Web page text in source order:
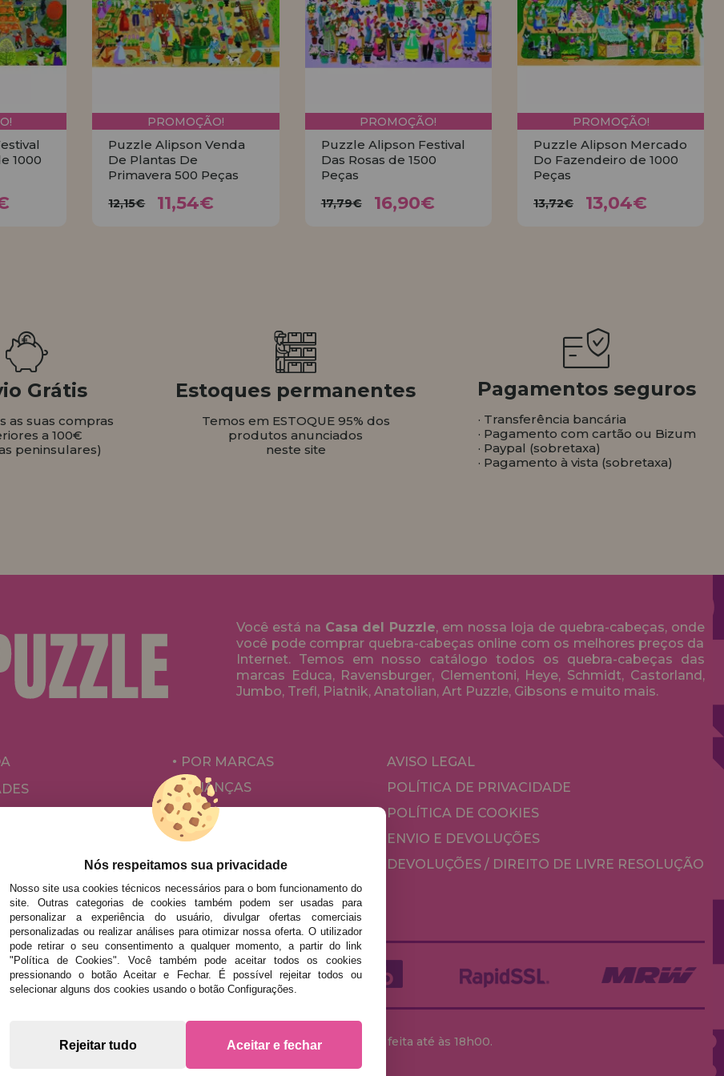
1000
PROMOÇÃO!
Puzzle Alipson Venda
De Plantas De
Primavera 500 Peças
12,15€ 11,54€
PROMOÇÃO!
Puzzle Alipson Festival
Das Rosas de 1500
Peças
17,79€ 16,90€
PROMOÇÃO!
Puzzle Alipson Mercado
Do Fazendeiro de 1000
Peças
13,72€ 13,04€
Grátis
as suas compras
a 100€
peninsulares)
Estoques permanentes
Temos em ESTOQUE 95% dos
produtos anunciados
neste site
Pagamentos seguros
· Transferência bancária
· Pagamento com cartão ou Bizum
· Paypal (sobretaxa)
· Pagamento à vista (sobretaxa)
Você está na Casa del Puzzle, em nossa loja de quebra-cabeças, onde
você pode comprar quebra-cabeças online com os melhores preços da
Internet. Temos em nosso catálogo todos os quebra-cabeças das
marcas Educa, Ravensburger, Clementoni, Heye, Schmidt, Castorland,
Jumbo, Trefl, Piatnik, Anatolian, Art Puzzle, Gibsons e muito mais.
E OFERTAS
POR MARCAS
CRIANÇAS
PARA ADULTOS
POR AUTORES
ACESSÓRIOS
JOGOS DE TABULEIRO
AVISO LEGAL
POLÍTICA DE PRIVACIDADE
POLÍTICA DE COOKIES
ENVIO E DEVOLUÇÕES
DEVOLUÇÕES / DIREITO DE LIVRE RESOLUÇÃO
rápidas no território peninsular, desde que a encomenda seja feita até às 18h00.
Nós respeitamos sua privacidade
Nosso site usa cookies técnicos necessários para o bom funcionamento do
site. Outras categorias de cookies também podem ser usadas para
personalizar a experiência do usuário, divulgar ofertas comerciais
personalizadas ou realizar análises para otimizar nossa oferta. O utilizador
pode retirar o seu consentimento a qualquer momento, a partir do link
"Política de Cookies". Você também pode aceitar todos os cookies
pressionando o botão Aceitar e Fechar. É possível rejeitar todos ou
selecionar alguns dos cookies usando o botão Configurações.
Rejeitar tudo Aceitar e fechar